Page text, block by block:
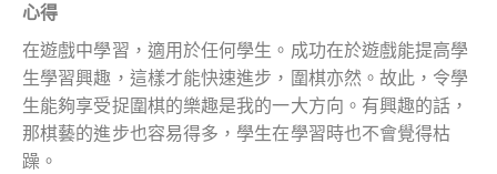
心得
在遊戲中學習，適用於任何學生。成功在於遊戲能提高學
生學習興趣，這樣才能快速進步，圍棋亦然。故此，令學
生能夠享受捉圍棋的樂趣是我的一大方向。有興趣的話，
那棋藝的進步也容易得多，學生在學習時也不會覺得枯
躁。